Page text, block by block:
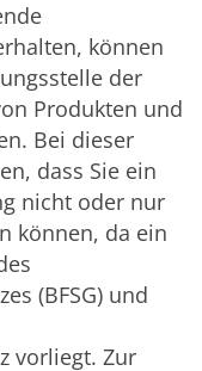
können
der
Produkten und
Bei dieser
dass Sie ein
nicht oder nur
können, da ein
(BFSG) und
vorliegt. Zur